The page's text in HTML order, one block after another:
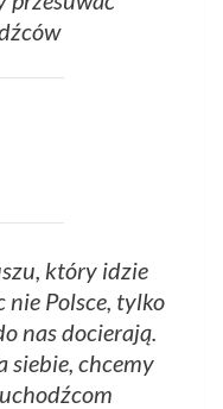
który idzie
nie Polsce, tylko
nas docierają.
siebie, chcemy